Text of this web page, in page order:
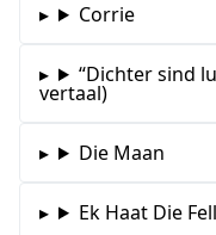
Corrie
“Dichter sind
vertaal)
Die Maan
Ek Haat Die